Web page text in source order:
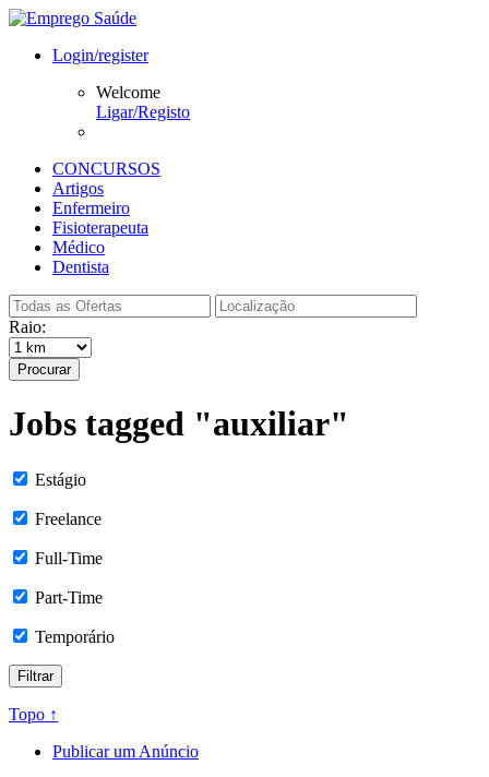
Login/register
Welcome
Ligar/Registo
CONCURSOS
Artigos
Enfermeiro
Fisioterapeuta
Médico
Dentista
Raio:
Procurar
Jobs tagged "auxiliar"
Estágio
Freelance
Full-Time
Part-Time
Temporário
Topo ↑
Publicar um Anúncio